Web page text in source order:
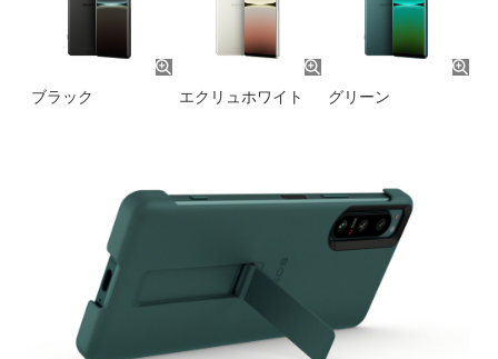
ブラック エクリュホワイト グリーン